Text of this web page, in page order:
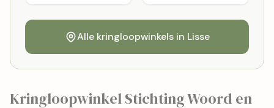
Alle kringloopwinkels in Lisse
Kringloopwinkel Stichting Woord en